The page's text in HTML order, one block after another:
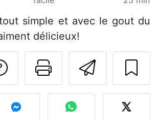
simple et avec le gout du
délicieux!
Imprimer
Poser une
votre photo de